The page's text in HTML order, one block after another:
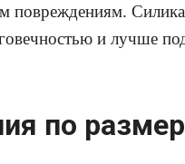
повреждениям.
и лучше
по